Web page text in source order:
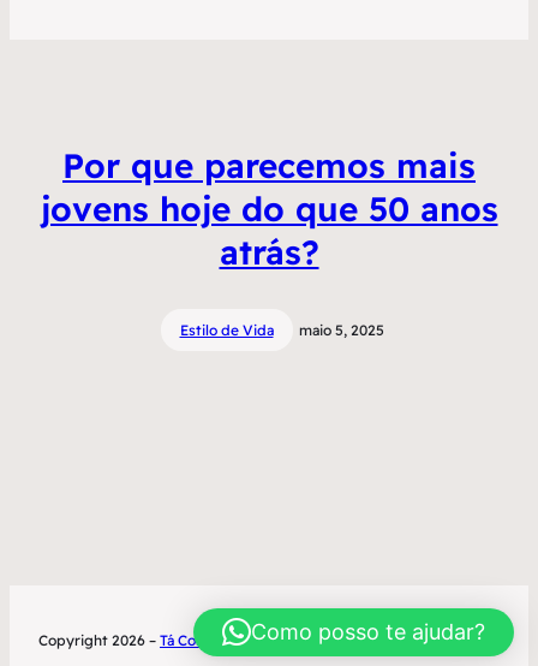
Por que parecemos mais
jovens hoje do que 50 anos
atrás?
Estilo de Vida maio 5, 2025
Copyright 2026 – Tá Contratado Desenvolvimento World Office
Como posso te ajudar?